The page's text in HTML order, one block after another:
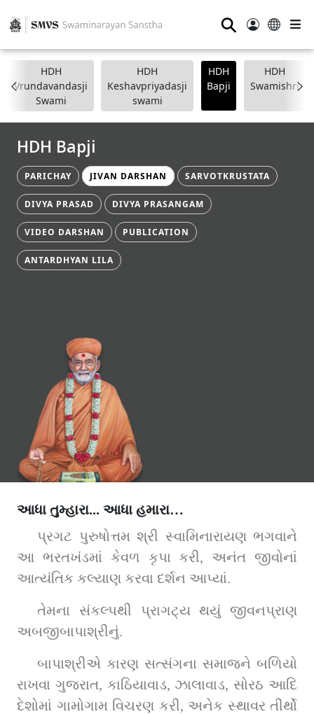
⚲
HDH
Vrundavandasji
Swami
HDH
Keshavpriyadasji
swami
HDH
Bapji
HDH
Swamishri
HDH Bapji
PARICHAY JIVAN DARSHAN SARVOTKRUSTATA
DIVYA PRASAD DIVYA PRASANGAM
VIDEO DARSHAN PUBLICATION
ANTARDHYAN LILA
આધા તુમ્હારા... આધા હમારા…
પ્રગટ પુરુષોત્તમ શ્રી સ્વામિનારાયણ ભગવાને
આ ભરતખંડમાં કેવળ કૃપા કરી, અનંત જીવોનાં
આત્યંતિક કલ્યાણ કરવા દર્શન આપ્યાં.
તેમના સંકલ્પથી પ્રાગટ્ય થયું જીવનપ્રાણ
અબજીબાપાશ્રીનું.
બાપાશ્રીએ કારણ સત્સંગના સમાજને બળિયો
રાખવા ગુજરાત, કાઠિયાવાડ, ઝાલાવાડ, સોરઠ આદિ
દેશોમાં ગામોગામ વિચરણ કરી, અનેક સ્થાવર તીર્થો